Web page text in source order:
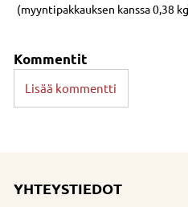
(myyntipakkauksen kanssa 0,38
Kommentit
Lisää kommentti
YHTEYSTIEDOT